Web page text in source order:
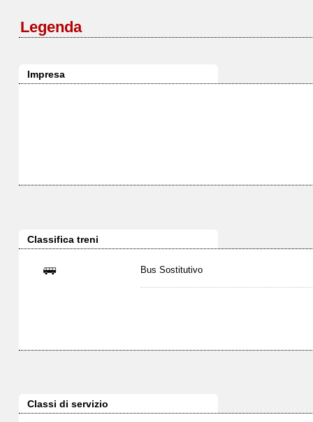
Legenda
Impresa
Classifica treni
Bus Sostitutivo
Classi di servizio